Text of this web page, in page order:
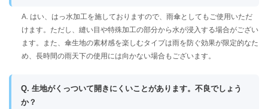
A. はい、はっ水加工を施しておりますので、雨傘としてもご使用いただ
けます。ただし、縫い目や特殊加工の部分から水が浸入する場合がござい
ます。また、傘生地の素材感を楽しむタイプは雨を防ぐ効果が限定的なた
め、長時間の雨天下の使用には向かない場合もございます。
Q. 生地がくっついて開きにくいことがあります。不良でしょう
か？